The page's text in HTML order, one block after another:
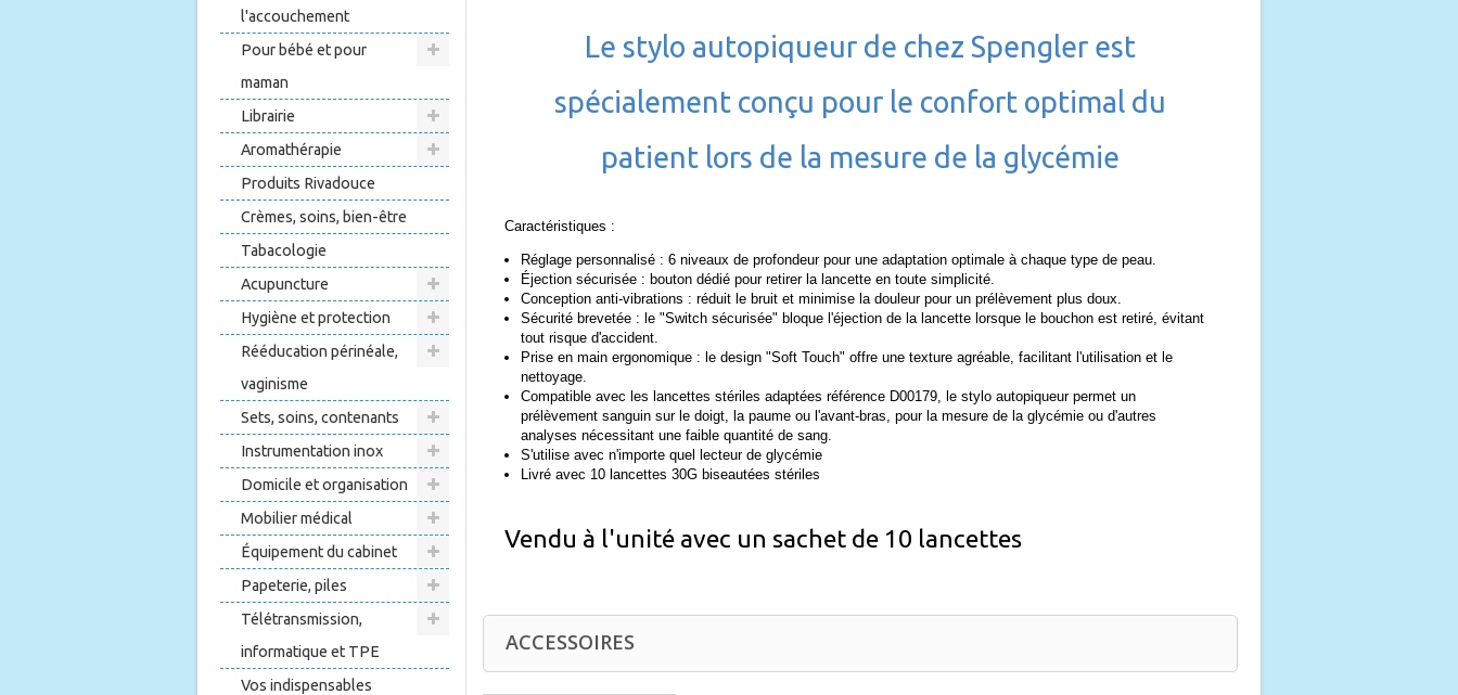
l'accouchement
Pour bébé et pour
maman
Librairie
Aromathérapie
Produits Rivadouce
Crèmes, soins, bien-être
Tabacologie
Acupuncture
Hygiène et protection
Rééducation périnéale,
vaginisme
Sets, soins, contenants
Instrumentation inox
Domicile et organisation
Mobilier médical
Équipement du cabinet
Papeterie, piles
Télétransmission,
informatique et TPE
Vos indispensables
Le stylo autopiqueur de chez Spengler est
spécialement conçu pour le confort optimal du
patient lors de la mesure de la glycémie
Caractéristiques :
Réglage personnalisé : 6 niveaux de profondeur pour une adaptation optimale à chaque type de peau.
Éjection sécurisée : bouton dédié pour retirer la lancette en toute simplicité.
Conception anti-vibrations : réduit le bruit et minimise la douleur pour un prélèvement plus doux.
Sécurité brevetée : le "Switch sécurisée" bloque l'éjection de la lancette lorsque le bouchon est retiré, évitant
tout risque d'accident.
Prise en main ergonomique : le design "Soft Touch" offre une texture agréable, facilitant l'utilisation et le
nettoyage.
Compatible avec les lancettes stériles adaptées référence D00179, le stylo autopiqueur permet un
prélèvement sanguin sur le doigt, la paume ou l'avant-bras, pour la mesure de la glycémie ou d'autres
analyses nécessitant une faible quantité de sang.
S'utilise avec n'importe quel lecteur de glycémie
Livré avec 10 lancettes 30G biseautées stériles
Vendu à l'unité avec un sachet de 10 lancettes
ACCESSOIRES